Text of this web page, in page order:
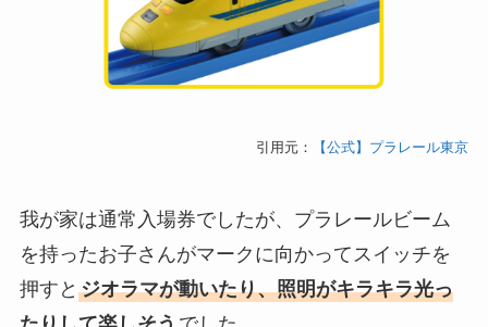
引用元： 【公式】プラレール東京
我が家は通常入場券でしたが、プラレールビーム
を持ったお子さんがマークに向かってスイッチを
押すと ジオラマが動いたり、照明がキラキラ光っ